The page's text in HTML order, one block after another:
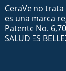
CeraVe no trata
es una marca
Patente No.
SALUD ES